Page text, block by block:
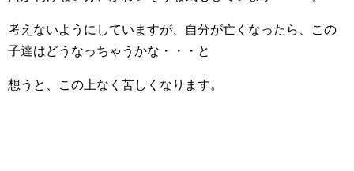
考えないようにしていますが、自分が亡くなったら、この
子達はどうなっちゃうかな・・・と
想うと、この上なく苦しくなります。